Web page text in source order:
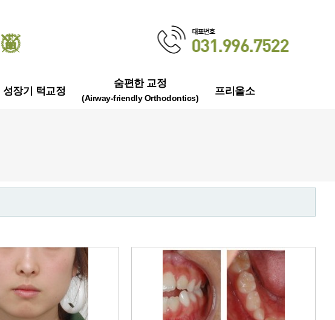
성장기 턱교정
숨편한 교정
(Airway-friendly Orthodontics)
프리올소